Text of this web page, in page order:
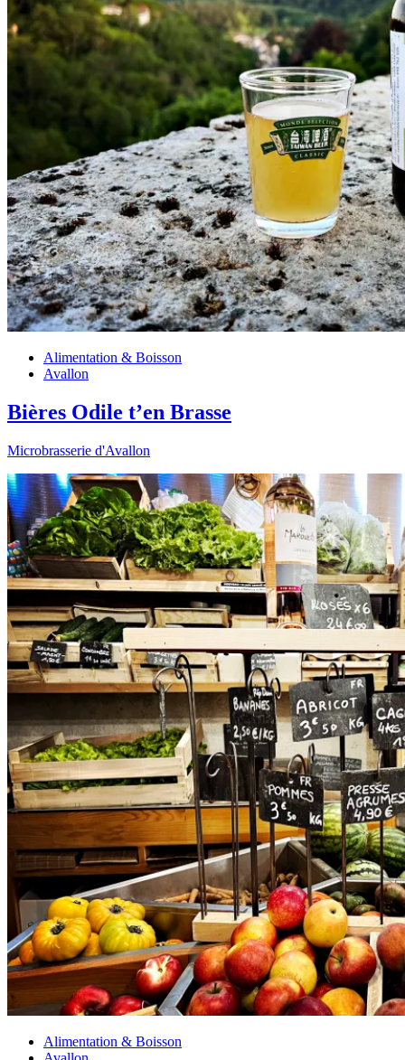
Alimentation & Boisson
Avallon
Bières Odile t’en Brasse
Microbrasserie d'Avallon
Alimentation & Boisson